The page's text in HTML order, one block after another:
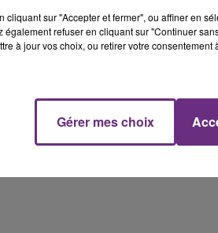
VENEZ FÊTER CE
Une fête est donc
conviés !
14h00 - 15h00
La Radio Pop
cliquant sur "Accepter et fermer", ou affiner en
également refuser en cliquant sur "Continuer
à jour vos choix, ou retirer votre
Gérer mes choix